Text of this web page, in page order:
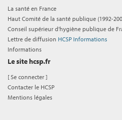
La santé en France
Haut Comité de la santé publique (1992-
Conseil supérieur d'hygiène publique de
Lettre de diffusion HCSP Informations
Informations
Le site hcsp.fr
[Se connecter ]
Contacter le HCSP
Mentions légales